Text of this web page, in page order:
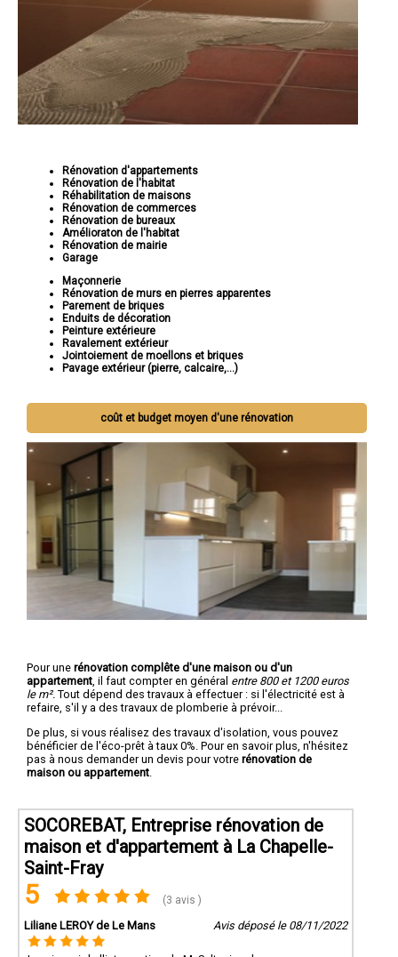
Rénovation d'appartements
Rénovation de l'habitat
Réhabilitation de maisons
Rénovation de commerces
Rénovation de bureaux
Amélioraton de l'habitat
Rénovation de mairie
Garage
Maçonnerie
Rénovation de murs en pierres apparentes
Parement de briques
Enduits de décoration
Peinture extérieure
Ravalement extérieur
Jointoiement de moellons et briques
Pavage extérieur (pierre, calcaire,...)
coût et budget moyen d'une rénovation
Pour une rénovation complête d'une maison ou d'un
appartement , il faut compter en général entre 800 et 1200 euros
le m². Tout dépend des travaux à effectuer : si l'électricité est à
refaire, s'il y a des travaux de plomberie à prévoir...
De plus, si vous réalisez des travaux d'isolation, vous pouvez
bénéficier de l'éco-prêt à taux 0%. Pour en savoir plus, n'hésitez
pas à nous demander un devis pour votre rénovation de
maison ou appartement
SOCOREBAT, Entreprise rénovation de
maison et d'appartement à La Chapelle-
Saint-Fray
5 (3 avis )
Liliane LEROY de Le Mans Avis déposé le 08/11/2022